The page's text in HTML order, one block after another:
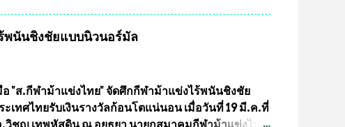
พรหมสุวรรณ ท่านรองกัมปนาท ผู้ร่วมประสานงาน ไม่
องลัดภาชีเขตภาษีเจริญ สท.ทพ. สมนึก ปัทมาลัยที่
สารอาหารแห้งในคราวครั้งนี้ก็ได้รับความ ร้องขอจาก
พนันชิงชัยแบบนิวนอร์มัล
"ส.กีฬาม้าแข่งไทย" จัดศึกกีฬาม้าแข่งไร้พนันชิงชัย
เทศไทยรับเงินรางวัลก้อนโตแน่นอน เมื่อวันที่ 19 มี.ค.ที่